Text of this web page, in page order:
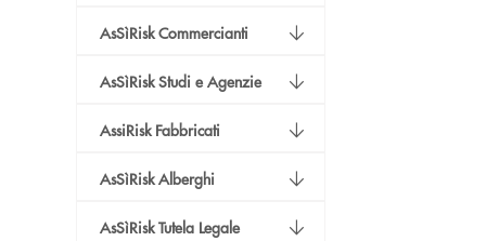
AsSìRisk Commercianti
AsSìRisk Studi e Agenzie
AssiRisk Fabbricati
AsSìRisk Alberghi
AsSìRisk Tutela Legale